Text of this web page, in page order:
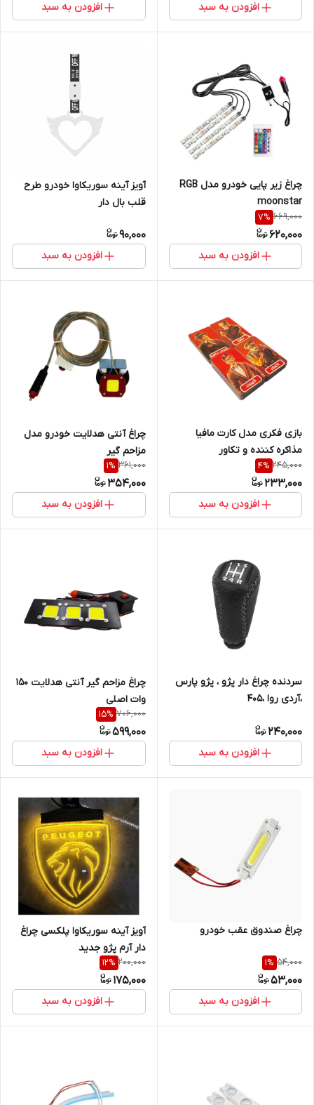
افزودن به سبد افزودن به سبد
چراغ زیر پایی خودرو مدل RGB
moonstar
669,000
7%
620,000
افزودن به سبد
آویز آینه سوریکاوا خودرو طرح
قلب بال دار
90,000
افزودن به سبد
بازی فکری مدل کارت مافیا
مذاکره کننده و تکاور
245,000
4%
233,000
افزودن به سبد
چراغ آنتی هدلایت خودرو مدل
مزاحم گیر
361,000
1%
354,000
افزودن به سبد
سردنده چراغ دار پژو ، پژو پارس
،آردی روا ،405
240,000
افزودن به سبد
چراغ مزاحم گیر آنتی هدلایت 150
وات اصلی
706,000
15%
599,000
افزودن به سبد
چراغ صندوق عقب خودرو
54,000
1%
53,000
افزودن به سبد
آویز آینه سوریکاوا پلکسی چراغ
دار آرم پژو جدید
200,000
12%
175,000
افزودن به سبد